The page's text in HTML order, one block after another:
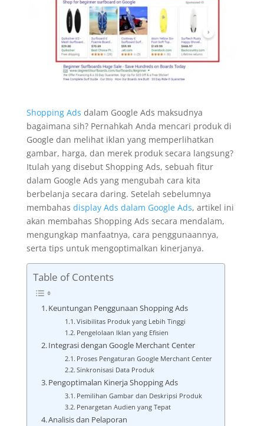
Shopping Ads dalam Google Ads maksudnya
bagaimana sih? Pernahkah Anda mencari produk di
Google dan melihat iklan yang memperlihatkan
gambar, harga, dan merek produk secara langsung?
Itulah yang disebut Shopping Ads, sebuah fitur
dalam Google Ads yang mengubah cara kita
berbelanja secara daring. Setelah sebelumnya
membahas display Ads dalam Google Ads, artikel ini
akan membahas Shopping Ads secara mendalam,
mengungkap manfaatnya, cara penggunaannya,
serta tips untuk mengoptimalkan kinerjanya.
Table of Contents
Keuntungan Penggunaan Shopping Ads
Visibilitas Produk yang Lebih Tinggi
Pengelolaan Iklan yang Efisien
Integrasi dengan Google Merchant Center
Proses Pengaturan Google Merchant Center
Sinkronisasi Data Produk
Pengoptimalan Kinerja Shopping Ads
Pemilihan Gambar dan Deskripsi Produk
Penargetan Audien yang Tepat
Analisis dan Pelaporan